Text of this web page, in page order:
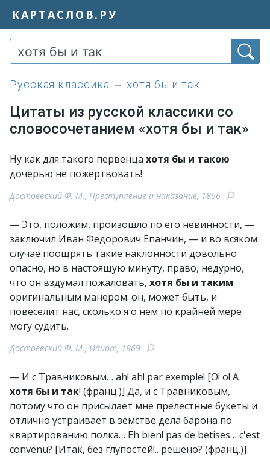
КАРТАСЛОВ.РУ
Русская классика хотя бы и так
Цитаты из русской классики со
словосочетанием «хотя бы и так»
Ну как для такого первенца хотя бы и такою
дочерью не пожертвовать!
Достоевский Ф. М., Преступление и наказание, 1866
— Это, положим, произошло по его невинности, —
заключил Иван Федорович Епанчин, — и во всяком
случае поощрять такие наклонности довольно
опасно, но в настоящую минуту, право, недурно,
что он вздумал пожаловать, хотя бы и таким
оригинальным манером: он, может быть, и
повеселит нас, сколько я о нем по крайней мере
могу судить.
Достоевский Ф. М., Идиот, 1869
— И с Травниковым… ah! ah! par exemple! [О! о! А
хотя бы и так! (франц.)] Да, и с Травниковым,
потому что он присылает мне прелестные букеты и
отлично устраивает в земстве дела барона по
квартированию полка… Eh bien! pas de betises… c'est
convenu? [Итак, без глупостей!.. решено? (франц.)]